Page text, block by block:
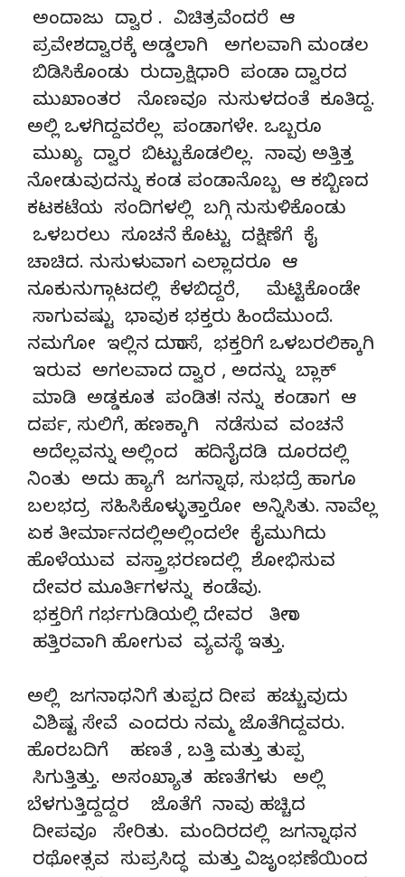
ಅಂದಾಜು ದ್ವಾರ . ವಿಚಿತ್ರವೆಂದರೆ ಆ
ಪ್ರವೇಶದ್ವಾರಕ್ಕೆ ಅಡ್ಡಲಾಗಿ ಅಗಲವಾಗಿ ಮಂಡಲ
ಬಿಡಿಸಿಕೊಂಡು ರುದ್ರಾಕ್ಷಿಧಾರಿ ಪಂಡಾ ದ್ವಾರದ
ಮುಖಾಂತರ ನೊಣವೂ ನುಸುಳದಂತೆ ಕೂತಿದ್ದ.
ಅಲ್ಲಿ ಒಳಗಿದ್ದವರೆಲ್ಲ ಪಂಡಾಗಳೇ. ಒಬ್ಬರೂ
ಮುಖ್ಯ ದ್ವಾರ ಬಿಟ್ಟುಕೊಡಲಿಲ್ಲ. ನಾವು ಅತ್ತಿತ್ತ
ನೋಡುವುದನ್ನು ಕಂಡ ಪಂಡಾನೊಬ್ಬ ಆ ಕಬ್ಬಿಣದ
ಕಟಕಟೆಯ ಸಂದಿಗಳಲ್ಲಿ ಬಗ್ಗಿ ನುಸುಳಿಕೊಂಡು
ಒಳಬರಲು ಸೂಚನೆ ಕೊಟ್ಟು ದಕ್ಷಿಣೆಗೆ ಕೈ
ಚಾಚಿದ. ನುಸುಳುವಾಗ ಎಲ್ಲಾದರೂ ಆ
ನೂಕುನುಗ್ಗಾಟದಲ್ಲಿ ಕೆಳಬಿದ್ದರೆ, ಮೆಟ್ಟಿಕೊಂಡೇ
ಸಾಗುವಷ್ಟು ಭಾವುಕ ಭಕ್ತರು ಹಿಂದೆಮುಂದೆ.
ನಮಗೋ ಇಲ್ಲಿನ ದುರಾಸೆ, ಭಕ್ತರಿಗೆ ಒಳಬರಲಿಕ್ಕಾಗಿ
ಇರುವ ಅಗಲವಾದ ದ್ವಾರ , ಅದನ್ನು ಬ್ಲಾಕ್
ಮಾಡಿ ಅಡ್ಡಕೂತ ಪಂಡಿತ! ನನ್ನು ಕಂಡಾಗ ಆ
ದರ್ಪ, ಸುಲಿಗೆ, ಹಣಕ್ಕಾಗಿ ನಡೆಸುವ ವಂಚನೆ
ಅದೆಲ್ಲವನ್ನು ಅಲ್ಲಿಂದ ಹದಿನೈದಡಿ ದೂರದಲ್ಲಿ
ನಿಂತು ಅದು ಹ್ಯಾಗೆ ಜಗನ್ನಾಥ, ಸುಭದ್ರೆ ಹಾಗೂ
ಬಲಭದ್ರ ಸಹಿಸಿಕೊಳ್ಳುತ್ತಾರೋ ಅನ್ನಿಸಿತು. ನಾವೆಲ್ಲ
ಏಕ ತೀರ್ಮಾನದಲ್ಲಿಅಲ್ಲಿಂದಲೇ ಕೈಮುಗಿದು
ಹೊಳೆಯುವ ವಸ್ತ್ರಾಭರಣದಲ್ಲಿ ಶೋಭಿಸುವ
ದೇವರ ಮೂರ್ತಿಗಳನ್ನು ಕಂಡೆವು.
ಭಕ್ತರಿಗೆ ಗರ್ಭಗುಡಿಯಲ್ಲಿ ದೇವರ ತೀರಾ
ಹತ್ತಿರವಾಗಿ ಹೋಗುವ ವ್ಯವಸ್ಥೆ ಇತ್ತು.
ಅಲ್ಲಿ ಜಗನಾಥನಿಗೆ ತುಪ್ಪದ ದೀಪ ಹಚ್ಚುವುದು
ವಿಶಿಷ್ಟ ಸೇವೆ ಎಂದರು ನಮ್ಮ ಜೊತೆಗಿದ್ದವರು.
ಹೊರಬದಿಗೆ ಹಣತೆ , ಬತ್ತಿ ಮತ್ತು ತುಪ್ಪ
ಸಿಗುತ್ತಿತ್ತು. ಅಸಂಖ್ಯಾತ ಹಣತೆಗಳು ಅಲ್ಲಿ
ಬೆಳಗುತ್ತಿದ್ದದ್ದರ ಜೊತೆಗೆ ನಾವು ಹಚ್ಚಿದ
ದೀಪವೂ ಸೇರಿತು. ಮಂದಿರದಲ್ಲಿ ಜಗನ್ನಾಥನ
ರಥೋತ್ಸವ ಸುಪ್ರಸಿದ್ಧ ಮತ್ತು ವಿಜೃಂಭಣೆಯಿಂದ